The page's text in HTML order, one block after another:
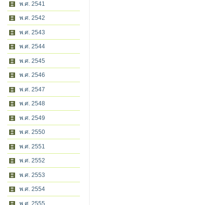
พ.ศ. 2541
พ.ศ. 2542
พ.ศ. 2543
พ.ศ. 2544
พ.ศ. 2545
พ.ศ. 2546
พ.ศ. 2547
พ.ศ. 2548
พ.ศ. 2549
พ.ศ. 2550
พ.ศ. 2551
พ.ศ. 2552
พ.ศ. 2553
พ.ศ. 2554
พ.ศ. 2555